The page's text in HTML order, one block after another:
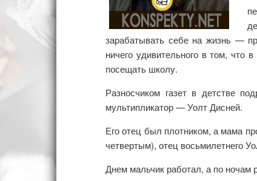
зарабатывать себе на жизнь —
ничего удивительного в том, что
посещать школу.
Разносчиком газет в детстве
мультипликатор — Уолт Дисней.
Его отец был плотником, а мама
четвертым), отец восьмилетнего
Днем мальчик работал, а по ночам